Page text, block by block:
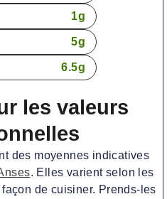
1g
5g
6.5g
les valeurs
. Elles varient selon les
de cuisiner. Prends-les